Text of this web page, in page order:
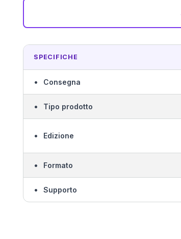
SPECIFICHE
• Consegna
• Tipo prodotto
• Edizione
• Formato
• Supporto